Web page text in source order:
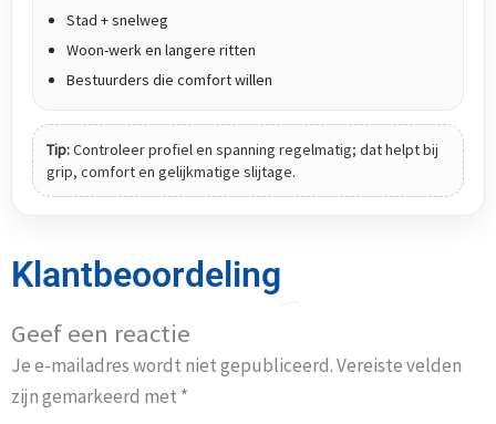
Stad + snelweg
Woon-werk en langere ritten
Bestuurders die comfort willen
Tip:Controleer profiel en spanning regelmatig; dat helpt bij
grip, comfort en gelijkmatige slijtage.
Klantbeoordeling
Geef een reactie
Je e-mailadres wordt niet gepubliceerd.Vereiste velden
zijn gemarkeerd met *